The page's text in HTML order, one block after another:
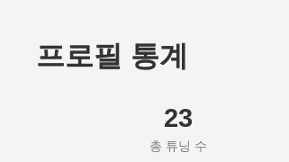
프로필 통계
23
총 튜닝 수